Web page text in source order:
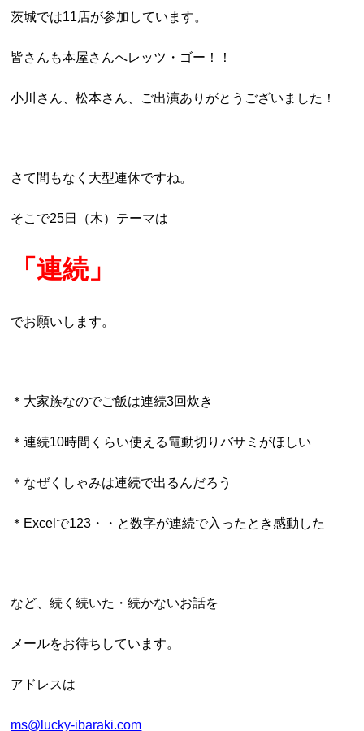
茨城では11店が参加しています。
皆さんも本屋さんへレッツ・ゴー！！
小川さん、松本さん、ご出演ありがとうございました！
さて間もなく大型連休ですね。
そこで25日（木）テーマは
「連続」
でお願いします。
＊大家族なのでご飯は連続3回炊き
＊連続10時間くらい使える電動切りバサミがほしい
＊なぜくしゃみは連続で出るんだろう
＊Excelで123・・と数字が連続で入ったとき感動した
など、続く続いた・続かないお話を
メールをお待ちしています。
アドレスは
ms@lucky-ibaraki.com